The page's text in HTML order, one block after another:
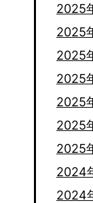
2025
2025
2025
2025
2025
2025
2025
2024
2024